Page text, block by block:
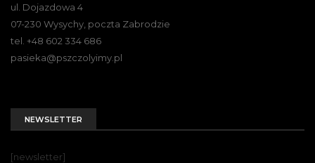
ul. Dojazdowa 4
07-230 Wysychy, poczta Zabrodzie
tel. +48 602 334 686
pasieka@pszczolyimy.pl
NEWSLETTER
[newsletter]